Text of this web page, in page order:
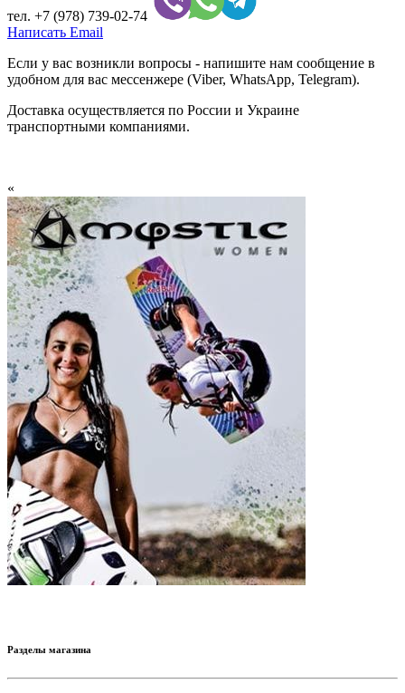
тел. +7 (978) 739-02-74
Написать Email
Если у вас возникли вопросы - напишите нам сообщение в
удобном для вас мессенжере (Viber, WhatsApp, Telegram).
Доставка осуществляется по России и Украине
транспортными компаниями.
«
Разделы магазина